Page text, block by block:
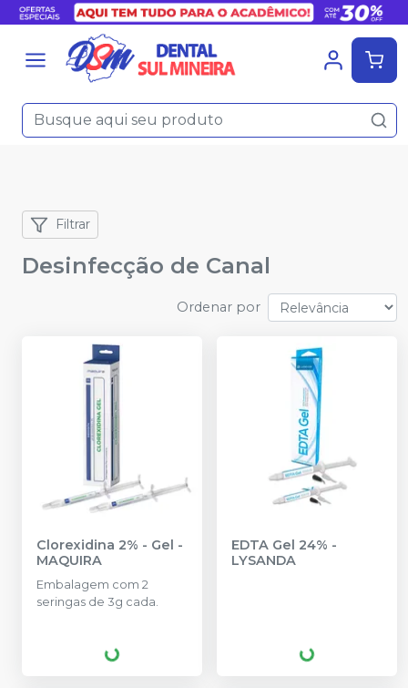
Filtrar
Desinfecção de Canal
Ordenar por
Clorexidina 2% - Gel -
MAQUIRA
Embalagem com 2
seringas de 3g cada.
EDTA Gel 24% -
LYSANDA